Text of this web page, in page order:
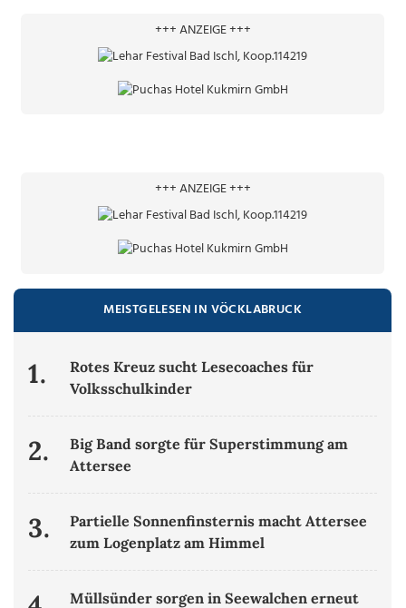
+++ ANZEIGE +++
+++ ANZEIGE +++
MEISTGELESEN IN VÖCKLABRUCK
1.
Rotes Kreuz sucht Lesecoaches für
Volksschulkinder
2.
Big Band sorgte für Superstimmung am
Attersee
3.
Partielle Sonnenfinsternis macht Attersee
zum Logenplatz am Himmel
Müllsünder sorgen in Seewalchen erneut